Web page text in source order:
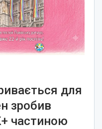
для
зробив
частиною